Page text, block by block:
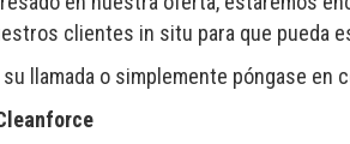
clientes in situ para que pueda
su llamada o simplemente póngase